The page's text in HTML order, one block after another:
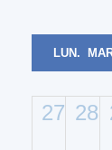
LUN.
27 28